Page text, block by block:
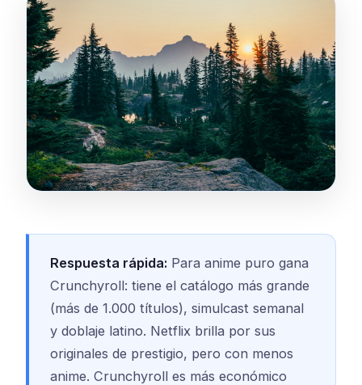
Respuesta rápida: Para anime puro gana
Crunchyroll: tiene el catálogo más grande
(más de 1.000 títulos), simulcast semanal
y doblaje latino. Netflix brilla por sus
originales de prestigio, pero con menos
anime. Crunchyroll es más económico